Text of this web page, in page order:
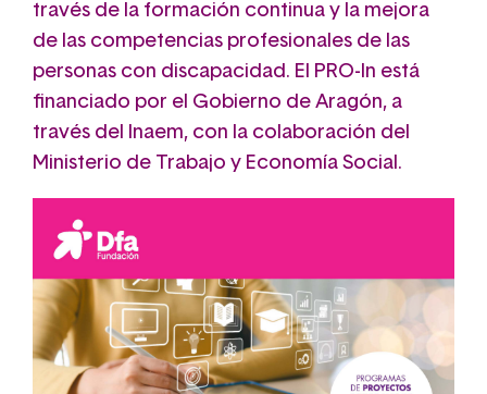
través de la formación continua y la mejora
de las competencias profesionales de las
personas con discapacidad. El PRO-In está
financiado por el Gobierno de Aragón, a
través del Inaem, con la colaboración del
Ministerio de Trabajo y Economía Social.